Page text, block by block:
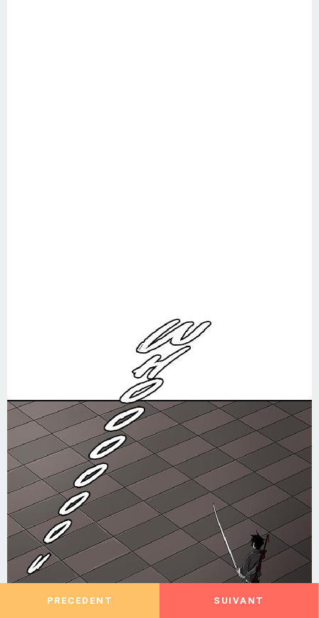
PRECEDENT SUIVANT